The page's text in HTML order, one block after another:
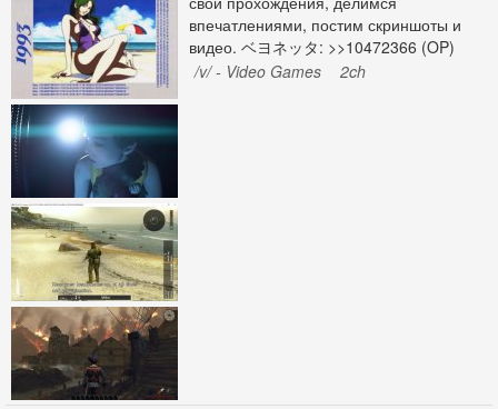
несколько раз НО с нюансом. Это были
жирухи 100+кг, одна вообще ростом 151.
Таких было штук 6 за весну и лето. Была
одна стройняша красивая, но та еще
блядота которую вообще весь город ебал,
думаю что мне тупо повезло наткнуться на
нее, всем дает
никого не пускать в страну, просто
отлавливать преступников которые
тайно пробираются к тебе, очевидно
там отбросы и маргиналы.
впечатлениями, постим скриншоты и
видео. ベヨネッタ: >>10472366 (OP)
/v/ - Video Games
2ch